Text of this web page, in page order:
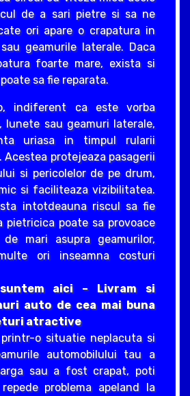
de a sari pietre si sa ne
ori apare o crapatura in
geamurile laterale. Daca
foarte mare, exista si
sa fie reparata.
indiferent ca este vorba
lunete sau geamuri laterale,
uriasa in timpul rularii
protejeaza pasagerii
si pericolelor de pe drum,
si faciliteaza vizibilitatea.
intotdeauna riscul sa fie
pietricica poate sa provoace
mari asupra geamurilor,
ori inseamna costuri
aici – Livram si
auto de cea mai buna
atractive
o situatie neplacuta si
automobilului tau a
sau a fost crapat, poti
problema apeland la